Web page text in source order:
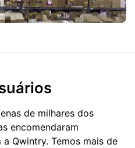
de milhares dos
encomendaram
a Qwintry. Temos mais de